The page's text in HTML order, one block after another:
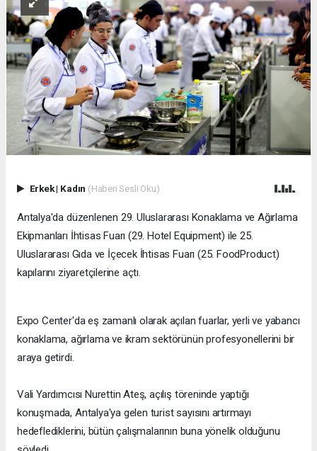
Erkek| Kadın (Haberi Sesli Oku)
​Antalya'da düzenlenen 29. Uluslararası Konaklama ve Ağırlama
Ekipmanları İhtisas Fuarı (29. Hotel Equipment) ile 25.
Uluslararası Gıda ve İçecek İhtisas Fuarı (25. FoodProduct)
kapılarını ziyaretçilerine açtı.
Expo Center'da eş zamanlı olarak açılan fuarlar, yerli ve yabancı
konaklama, ağırlama ve ikram sektörünün profesyonellerini bir
araya getirdi.
Vali Yardımcısı Nurettin Ateş, açılış töreninde yaptığı
konuşmada, Antalya'ya gelen turist sayısını artırmayı
hedeflediklerini, bütün çalışmalarının buna yönelik olduğunu